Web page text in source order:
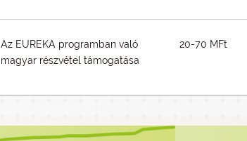
Az EUREKA programban való
magyar részvétel támogatása
20-70 MFt